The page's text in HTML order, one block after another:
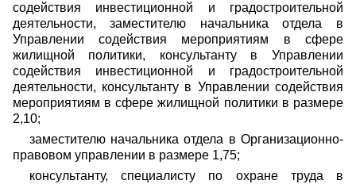
содействия инвестиционной и градостроительной
деятельности, заместителю начальника отдела в
Управлении содействия мероприятиям в сфере
жилищной политики, консультанту в Управлении
содействия инвестиционной и градостроительной
деятельности, консультанту в Управлении содействия
мероприятиям в сфере жилищной политики в размере
2,10;
заместителю начальника отдела в Организационно-
правовом управлении в размере 1,75;
консультанту, специалисту по охране труда в